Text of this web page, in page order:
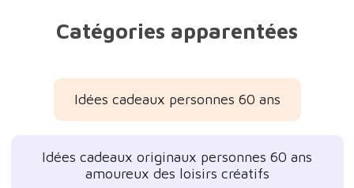
Catégories apparentées
Idées cadeaux personnes 60 ans
Idées cadeaux originaux personnes 60 ans
amoureux des loisirs créatifs